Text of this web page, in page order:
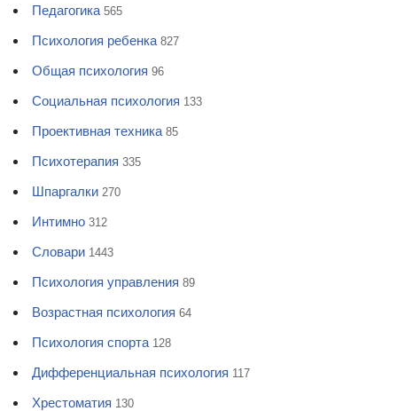
Педагогика 565
Психология ребенка 827
Общая психология 96
Социальная психология 133
Проективная техника 85
Психотерапия 335
Шпаргалки 270
Интимно 312
Словари 1443
Психология управления 89
Возрастная психология 64
Психология спорта 128
Дифференциальная психология 117
Хрестоматия 130